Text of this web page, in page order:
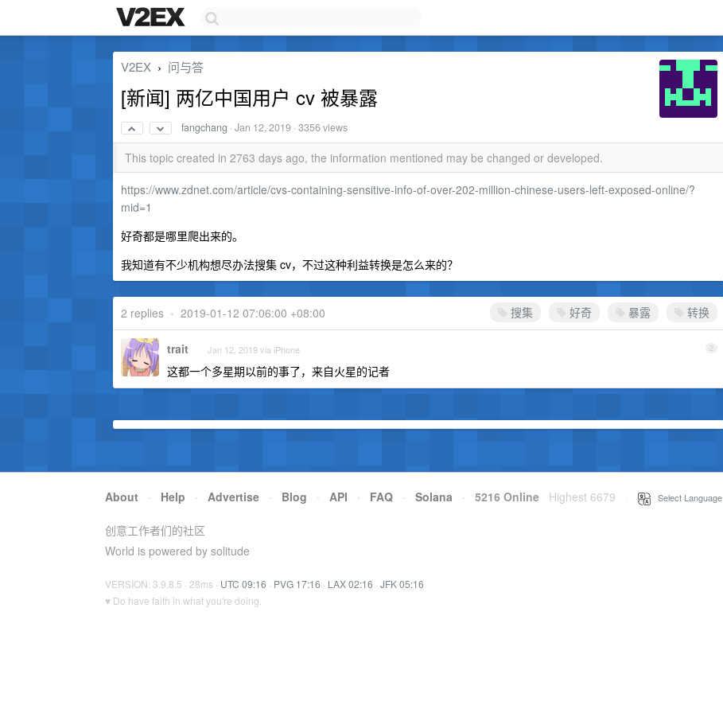
V2EX › 问与答
[新闻] 两亿中国用户 cv 被暴露
fangchang ·Jan 12, 2019 · 3356 views
This topic created in 2763 days ago, the information mentioned may be changed or developed.
https://www.zdnet.com/article/cvs-containing-sensitive-info-of-over-202-million-chinese-users-left-exposed-online/?
mid=1
好奇都是哪里爬出来的。
我知道有不少机构想尽办法搜集 cv，不过这种利益转换是怎么来的？
搜集 好奇 暴露 转换
2 replies • 2019-01-12 07:06:00 +08:00
2
trait Jan 12, 2019 via iPhone
这都一个多星期以前的事了，来自火星的记者
About · Help · Advertise · Blog · API · FAQ · Solana · 5216 Online Highest 6679 Select Language
创意工作者们的社区
World is powered by solitude
VERSION: 3.9.8.5 · 28ms · UTC 09:16 · PVG 17:16 · LAX 02:16 · JFK 05:16
♥ Do have faith in what you're doing.